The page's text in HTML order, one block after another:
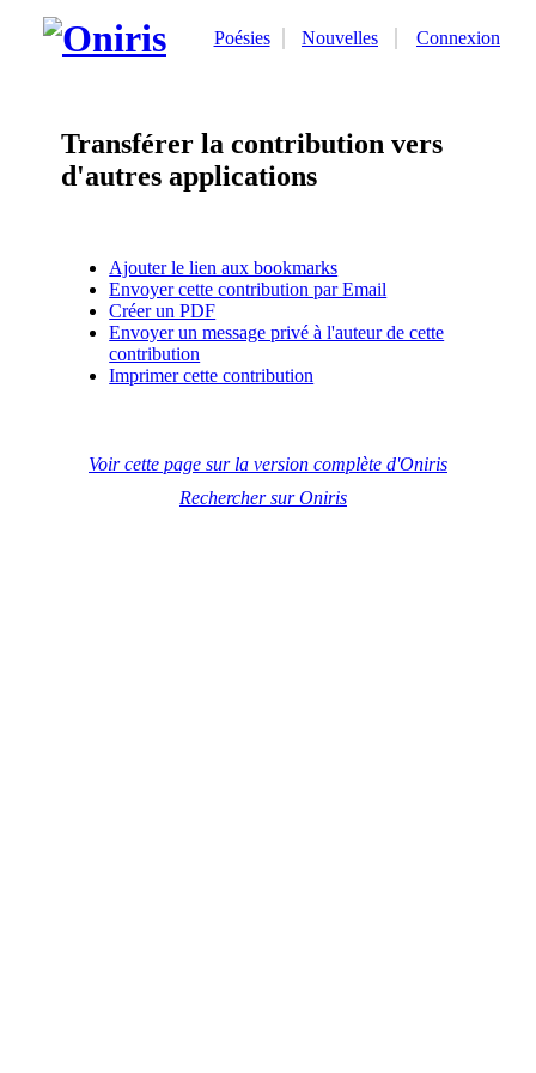
Poésies Nouvelles Connexion
Transférer la contribution vers
d'autres applications
Ajouter le lien aux bookmarks
Envoyer cette contribution par Email
Créer un PDF
Envoyer un message privé à l'auteur de cette
contribution
Imprimer cette contribution
Voir cette page sur la version complète d'Oniris
Rechercher sur Oniris